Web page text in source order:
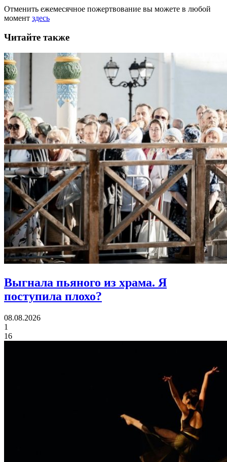
Отменить ежемесячное пожертвование вы можете в любой
момент здесь
Читайте также
Выгнала пьяного из храма. Я
поступила плохо?
08.08.2026
1
16